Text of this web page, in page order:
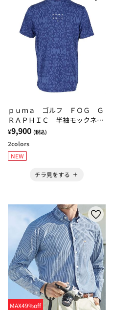
ｐｕｍａ ゴルフ ＦＯＧ Ｇ
ＲＡＰＨＩＣ 半袖モックネッ
クシャツ
¥9,900 (税込)
2colors
NEW
チラ見をする
MAX49%off